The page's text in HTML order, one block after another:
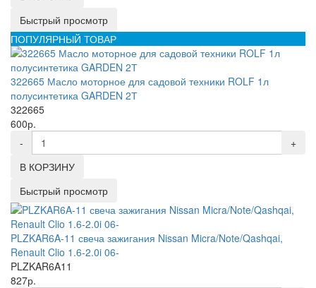
Быстрый просмотр
ПОПУЛЯРНЫЙ ТОВАР
322665 Масло моторное для садовой техники ROLF 1л
полусинтетика GARDEN 2Т
322665
600р.
-
+
В КОРЗИНУ
Быстрый просмотр
PLZKAR6A-11 свеча зажигания Nissan Micra/Note/Qashqai,
Renault Clio 1.6-2.0i 06-
PLZKAR6A11
827р.